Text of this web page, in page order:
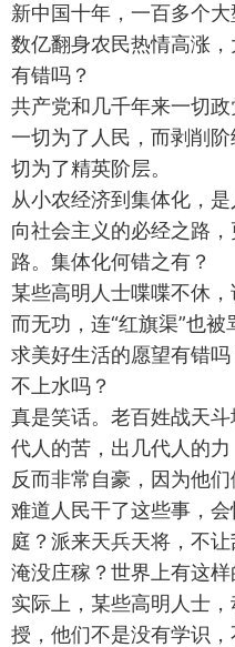
新中国十年，一百多个
数亿翻身农民热情高涨
有错吗？
共产党和几千年来一切
一切为了人民，而剥削
切为了精英阶层。
从小农经济到集体化，
向社会主义的必经之路
路。集体化何错之有？
某些高明人士喋喋不休
而无功，连“红旗渠”也被
求美好生活的愿望有错
不上水吗？
真是笑话。老百姓战天
代人的苦，出几代人的
反而非常自豪，因为他
难道人民干了这些事，
庭？派来天兵天将，不
淹没庄稼？世界上有这样
实际上，某些高明人士
授，他们不是没有学识